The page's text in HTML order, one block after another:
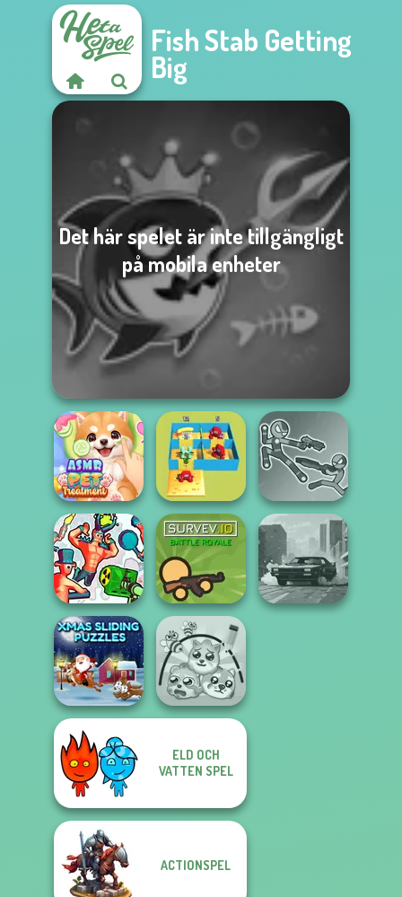
Fish Stab Getting
Big
Det här spelet är inte tillgängligt
på mobila enheter
ASMR Pet
Treatment
Alphabet Lore
Maze
Stick Duel: Battle
Hero
Funny Shooter 2 Survev.io
Xmas Sliding
Puzzles
ELD OCH
VATTEN SPEL
ACTIONSPEL